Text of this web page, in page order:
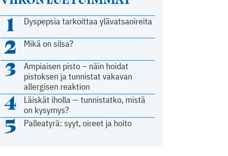
1 Dyspepsia tarkoittaa ylävatsaoireita
2 Mikä on silsa?
3
Ampiaisen pisto – näin hoidat
pistoksen ja tunnistat vakavan
allergisen reaktion
4
Läiskät iholla — tunnistatko, mistä
on kysymys?
5 Palleatyrä: syyt, oireet ja hoito